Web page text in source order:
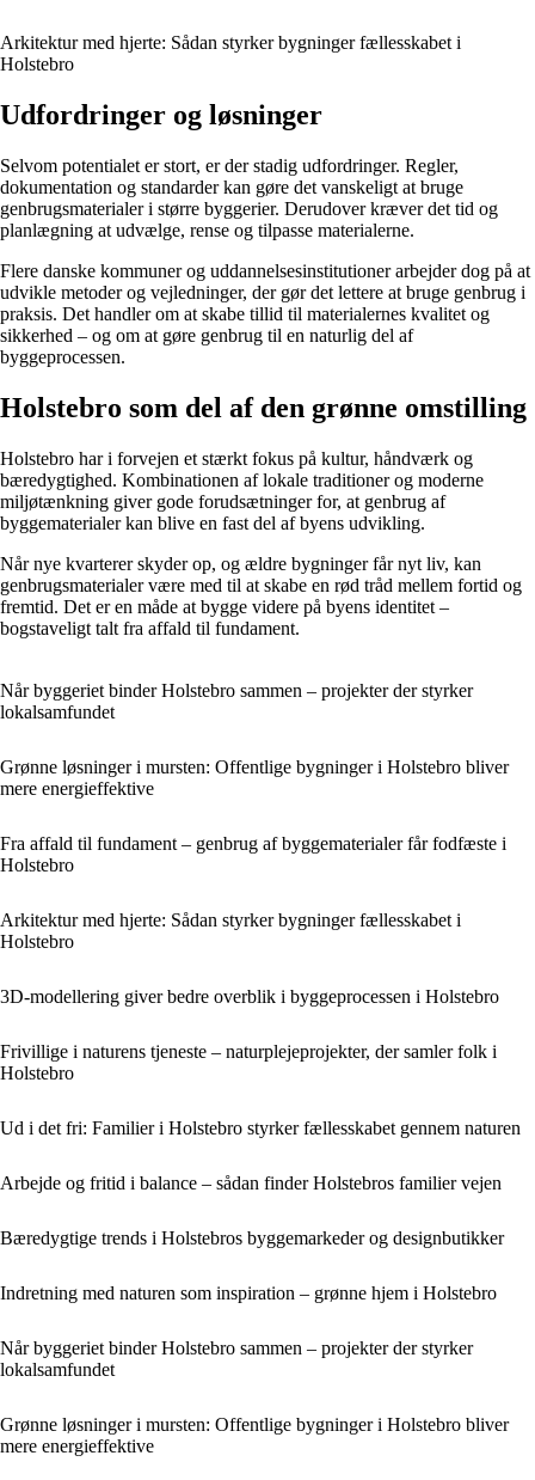
Arkitektur med hjerte: Sådan styrker bygninger fællesskabet i
Holstebro
Udfordringer og løsninger
Selvom potentialet er stort, er der stadig udfordringer. Regler,
dokumentation og standarder kan gøre det vanskeligt at bruge
genbrugsmaterialer i større byggerier. Derudover kræver det tid og
planlægning at udvælge, rense og tilpasse materialerne.
Flere danske kommuner og uddannelsesinstitutioner arbejder dog på at
udvikle metoder og vejledninger, der gør det lettere at bruge genbrug i
praksis. Det handler om at skabe tillid til materialernes kvalitet og
sikkerhed – og om at gøre genbrug til en naturlig del af
byggeprocessen.
Holstebro som del af den grønne omstilling
Holstebro har i forvejen et stærkt fokus på kultur, håndværk og
bæredygtighed. Kombinationen af lokale traditioner og moderne
miljøtænkning giver gode forudsætninger for, at genbrug af
byggematerialer kan blive en fast del af byens udvikling.
Når nye kvarterer skyder op, og ældre bygninger får nyt liv, kan
genbrugsmaterialer være med til at skabe en rød tråd mellem fortid og
fremtid. Det er en måde at bygge videre på byens identitet –
bogstaveligt talt fra affald til fundament.
Når byggeriet binder Holstebro sammen – projekter der styrker
lokalsamfundet
Grønne løsninger i mursten: Offentlige bygninger i Holstebro bliver
mere energieffektive
Fra affald til fundament – genbrug af byggematerialer får fodfæste i
Holstebro
Arkitektur med hjerte: Sådan styrker bygninger fællesskabet i
Holstebro
3D-modellering giver bedre overblik i byggeprocessen i Holstebro
Frivillige i naturens tjeneste – naturplejeprojekter, der samler folk i
Holstebro
Ud i det fri: Familier i Holstebro styrker fællesskabet gennem naturen
Arbejde og fritid i balance – sådan finder Holstebros familier vejen
Bæredygtige trends i Holstebros byggemarkeder og designbutikker
Indretning med naturen som inspiration – grønne hjem i Holstebro
Når byggeriet binder Holstebro sammen – projekter der styrker
lokalsamfundet
Grønne løsninger i mursten: Offentlige bygninger i Holstebro bliver
mere energieffektive